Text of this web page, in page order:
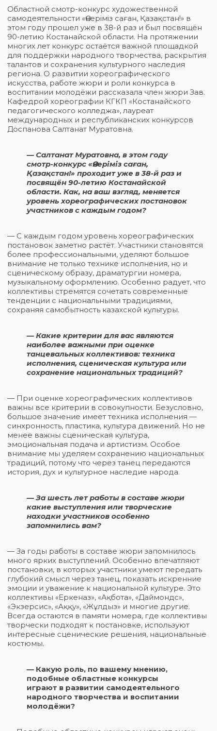
Областной смотр-конкурс художественной
самодеятельности «Өнеріміз саған, Қазақстан!» в
этом году прошел уже в 38-й раз и был посвящён
90-летию Костанайской области. На протяжении
многих лет конкурс остаётся важной площадкой
для поддержки народного творчества, раскрытия
талантов и сохранения культурного наследия
региона. О развитии хореографического
искусства, работе жюри и роли конкурса в
воспитании молодёжи рассказала член жюри Зав.
Кафедрой хореографии КГКП «Костанайского
педагогического колледжа», лауреат
международных и республиканских конкурсов
Доспанова Салтанат Муратовна.
— Салтанат Муратовна, в этом году
смотр-конкурс «Өнеріміз саған,
Қазақстан!» проходит уже в 38-й раз и
посвящён 90-летию Костанайской
области. Как, на ваш взгляд, меняется
уровень хореографических постановок
участников с каждым годом?
— С каждым годом уровень хореографических
постановок заметно растёт. Участники становятся
более профессиональными, уделяют большое
внимание не только технике исполнения, но и
сценическому образу, драматургии номера,
музыкальному оформлению. Особенно радует, что
коллективы стремятся сочетать современные
тенденции с национальными традициями,
сохраняя самобытность казахской культуры.
— Какие критерии для вас являются
наиболее важными при оценке
танцевальных коллективов: техника
исполнения, сценическая культура или
сохранение национальных традиций?
— При оценке хореографических коллективов
важны все критерии в совокупности. Безусловно,
большое значение имеет техника исполнения —
синхронность, пластика, культура движений. Но не
менее важны сценическая культура,
эмоциональная подача и артистизм. Особое
внимание мы уделяем сохранению национальных
традиций, потому что через танец передаются
история, дух и культурное наследие народа.
— За шесть лет работы в составе жюри
какие выступления или творческие
находки участников особенно
запомнились вам?
— За годы работы в составе жюри запомнилось
много ярких выступлений. Особенно впечатляют
постановки, в которых участники умеют передать
глубокий смысл через танец, показать искренние
эмоции и уважение к национальной культуре. Это
коллективы «Еркеназ», «Ақбота», «Даймондс»,
«Экзерсис», «Аққу», «Жұлдыз» и многие другие.
Всегда остаются в памяти номера, где коллективы
творчески подходят к постановке, используют
интересные сценические решения, национальные
костюмы.
— Какую роль, по вашему мнению,
подобные областные конкурсы
играют в развитии самодеятельного
народного творчества и воспитании
молодёжи?